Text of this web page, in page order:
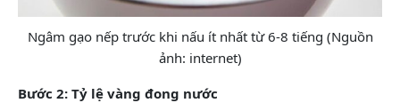
Ngâm gạo nếp trước khi nấu ít nhất từ 6-8 tiếng (Nguồn
ảnh: internet)
Bước 2: Tỷ lệ vàng đong nước